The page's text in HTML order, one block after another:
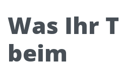
Was Ihr
beim